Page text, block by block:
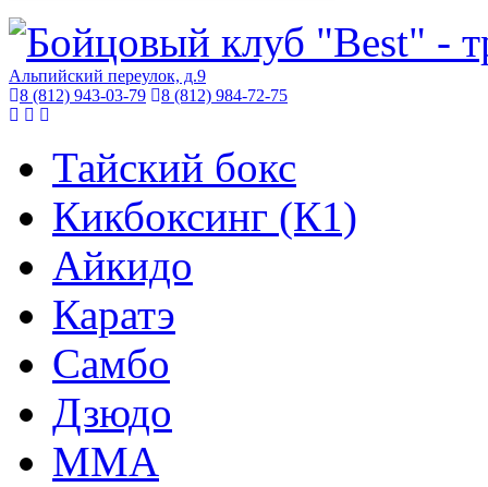
Альпийский переулок, д.9
8 (812) 943-03-79
8 (812) 984-72-75
Тайский бокс
Кикбоксинг (К1)
Айкидо
Каратэ
Самбо
Дзюдо
ММА